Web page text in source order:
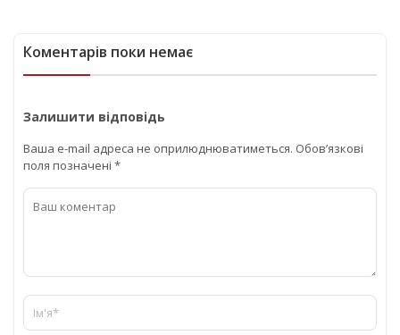
Коментарів поки немає
Залишити відповідь
Ваша e-mail адреса не оприлюднюватиметься. Обов’язкові
поля позначені *